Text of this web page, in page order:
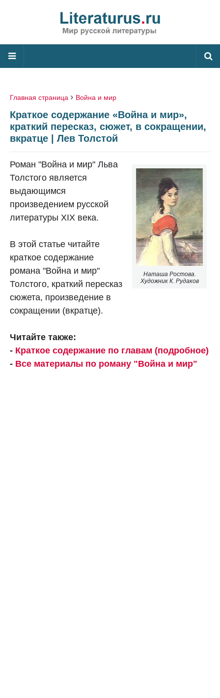
Главная страница Война и мир
Краткое содержание «Война и мир»,
краткий пересказ, сюжет, в сокращении,
вкратце | Лев Толстой
Наташа Ростова.
Художник К. Рудаков
Роман "Война и мир" Льва
Толстого является
выдающимся
произведением русской
литературы XIX века.
В этой статье читайте
краткое содержание
романа "Война и мир"
Толстого, краткий пересказ
сюжета, произведение в
сокращении (вкратце).
Читайте также:
- Краткое содержание по главам (подробное)
- Все материалы по роману "Война и мир"